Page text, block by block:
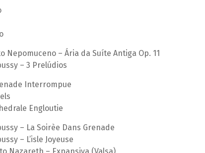
Nepomuceno – Ária da Suíte Antiga Op. 11
– 3 Prelúdios
Interrompue
Engloutie
– La Soirèe Dans Grenade
– L’isle Joyeuse